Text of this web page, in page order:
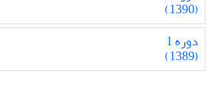
(1390)
دوره 1
(1389)